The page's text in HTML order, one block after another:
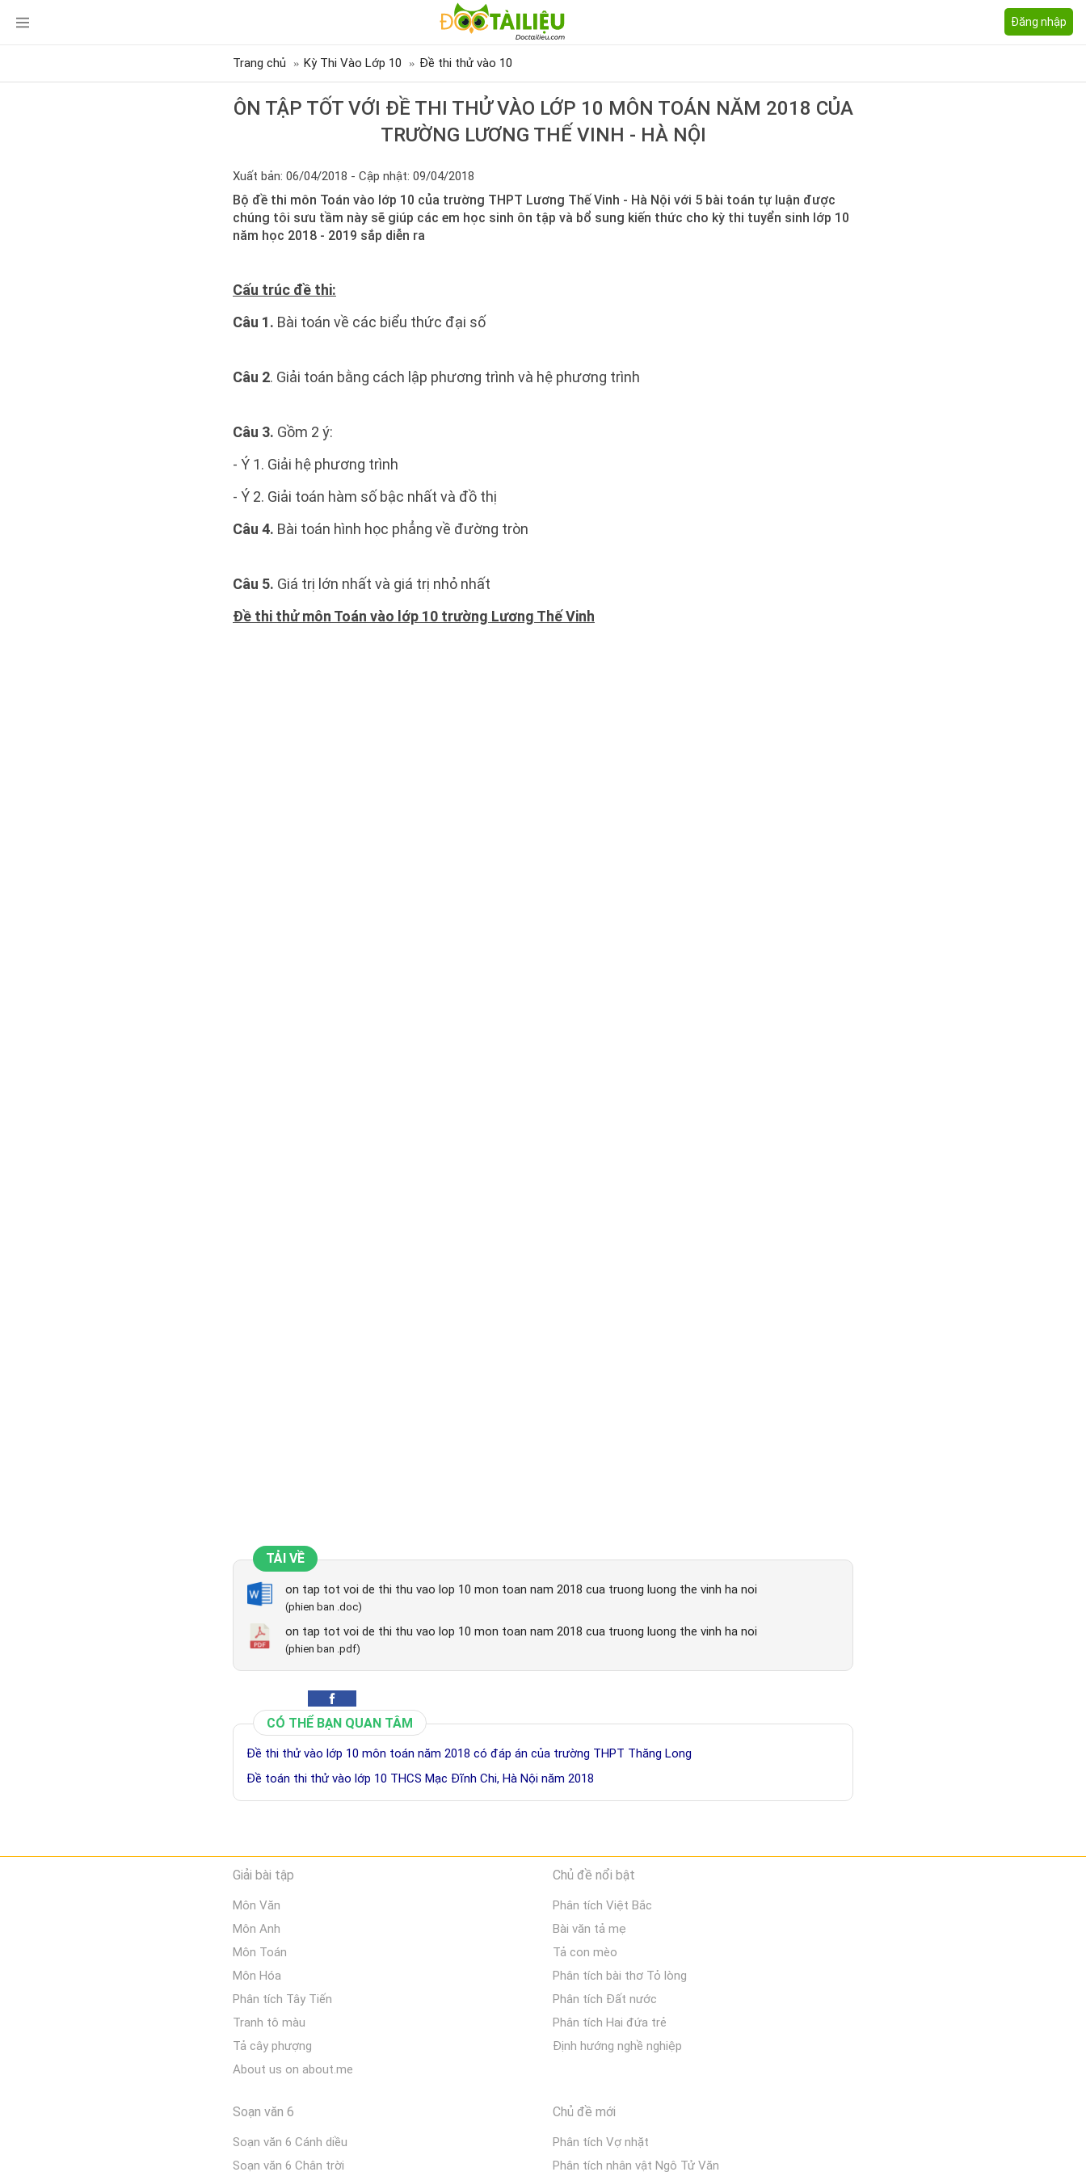
Đăng nhập
Trang chủ Kỳ Thi Vào Lớp 10 Đề thi thử vào 10
ÔN TẬP TỐT VỚI ĐỀ THI THỬ VÀO LỚP 10 MÔN TOÁN NĂM 2018 CỦA
TRƯỜNG LƯƠNG THẾ VINH - HÀ NỘI
Xuất bản: 06/04/2018 - Cập nhật: 09/04/2018
Bộ đề thi môn Toán vào lớp 10 của trường THPT Lương Thế Vinh - Hà Nội với 5 bài toán tự luận được
chúng tôi sưu tầm này sẽ giúp các em học sinh ôn tập và bổ sung kiến thức cho kỳ thi tuyển sinh lớp 10
năm học 2018 - 2019 sắp diễn ra
Cấu trúc đề thi:
Câu 1. Bài toán về các biểu thức đại số
Câu 2. Giải toán bằng cách lập phương trình và hệ phương trình
Câu 3. Gồm 2 ý:
- Ý 1. Giải hệ phương trình
- Ý 2. Giải toán hàm số bậc nhất và đồ thị
Câu 4. Bài toán hình học phẳng về đường tròn
Câu 5. Giá trị lớn nhất và giá trị nhỏ nhất
Đề thi thử môn Toán vào lớp 10 trường Lương Thế Vinh
TẢI VỀ
on tap tot voi de thi thu vao lop 10 mon toan nam 2018 cua truong luong the vinh ha noi
(phien ban .doc)
on tap tot voi de thi thu vao lop 10 mon toan nam 2018 cua truong luong the vinh ha noi
(phien ban .pdf)
CÓ THỂ BẠN QUAN TÂM
Đề thi thử vào lớp 10 môn toán năm 2018 có đáp án của trường THPT Thăng Long
Đề toán thi thử vào lớp 10 THCS Mạc Đĩnh Chi, Hà Nội năm 2018
Giải bài tập
Môn Văn
Môn Anh
Môn Toán
Môn Hóa
Phân tích Tây Tiến
Tranh tô màu
Tả cây phượng
About us on about.me
Chủ đề nổi bật
Phân tích Việt Bắc
Bài văn tả mẹ
Tả con mèo
Phân tích bài thơ Tỏ lòng
Phân tích Đất nước
Phân tích Hai đứa trẻ
Định hướng nghề nghiệp
Soạn văn 6
Soạn văn 6 Cánh diều
Soạn văn 6 Chân trời
Chủ đề mới
Phân tích Vợ nhặt
Phân tích nhân vật Ngô Tử Văn